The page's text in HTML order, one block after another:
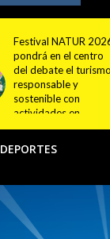
Programas
internacionales de
formación deportiva
continúan ampliando
su presencia en
Colombia
DEPORTES